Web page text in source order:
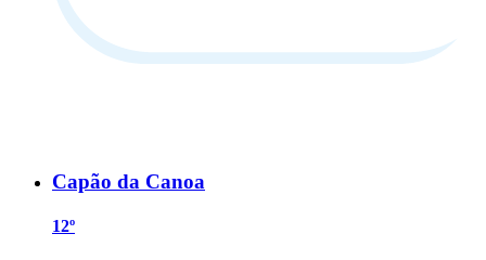
Capão da Canoa
12º